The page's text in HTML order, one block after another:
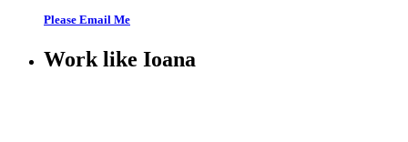
Please Email Me
Work like Ioana